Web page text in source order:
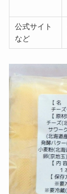
公式サイト
など